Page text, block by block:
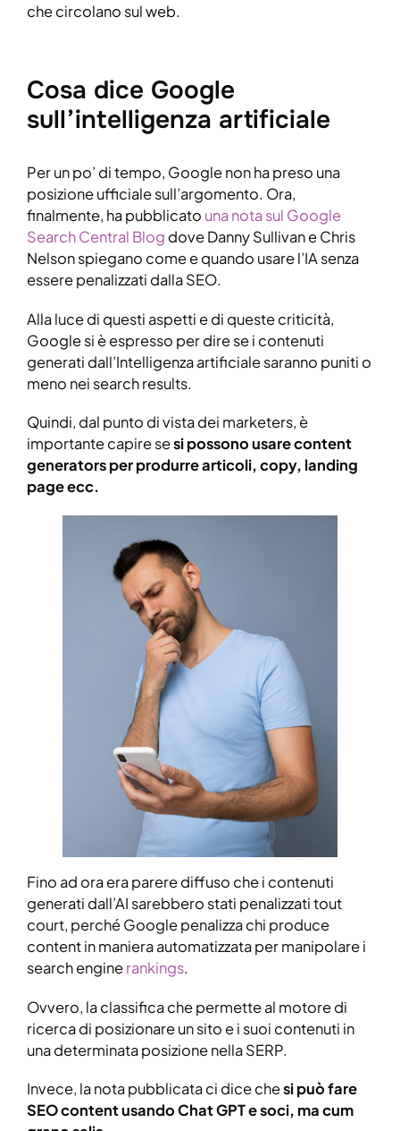
che circolano sul web.
Cosa dice Google
sull’intelligenza artificiale
Per un po’ di tempo, Google non ha preso una
posizione ufficiale sull’argomento. Ora,
finalmente, ha pubblicato una nota sul Google
Search Central Blog dove Danny Sullivan e Chris
Nelson spiegano come e quando usare l’IA senza
essere penalizzati dalla SEO.
Alla luce di questi aspetti e di queste criticità,
Google si è espresso per dire se i contenuti
generati dall’Intelligenza artificiale saranno puniti o
meno nei search results.
Quindi, dal punto di vista dei marketers, è
importante capire sesi possono usare content
generators per produrre articoli, copy, landing
page ecc.
Fino ad ora era parere diffuso che i contenuti
generati dall’AI sarebbero stati penalizzati tout
court, perché Google penalizza chi produce
content in maniera automatizzata per manipolare i
search enginerankings.
Ovvero, la classifica che permette al motore di
ricerca di posizionare un sito e i suoi contenuti in
una determinata posizione nella SERP.
Invece, la nota pubblicata ci dice chesi può fare
SEO content usando Chat GPT e soci, ma cum